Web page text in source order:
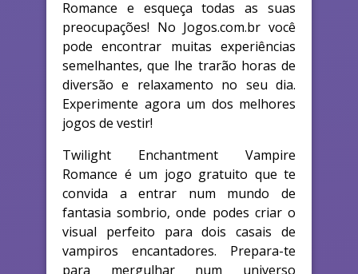
Romance e esqueça todas as suas
preocupações! No Jogos.com.br você
pode encontrar muitas experiências
semelhantes, que lhe trarão horas de
diversão e relaxamento no seu dia.
Experimente agora um dos melhores
jogos de vestir!
Twilight Enchantment Vampire
Romance é um jogo gratuito que te
convida a entrar num mundo de
fantasia sombrio, onde podes criar o
visual perfeito para dois casais de
vampiros encantadores. Prepara-te
para mergulhar num universo